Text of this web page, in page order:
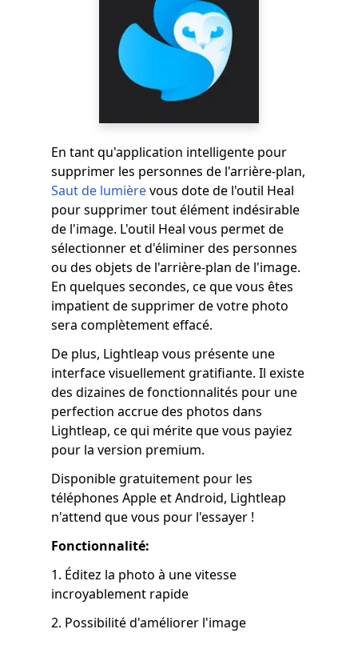
En tant qu'application intelligente pour
supprimer les personnes de l'arrière-plan,
Saut de lumièrevous dote de l'outil Heal
pour supprimer tout élément indésirable
de l'image. L'outil Heal vous permet de
sélectionner et d'éliminer des personnes
ou des objets de l'arrière-plan de l'image.
En quelques secondes, ce que vous êtes
impatient de supprimer de votre photo
sera complètement effacé.
De plus, Lightleap vous présente une
interface visuellement gratifiante. Il existe
des dizaines de fonctionnalités pour une
perfection accrue des photos dans
Lightleap, ce qui mérite que vous payiez
pour la version premium.
Disponible gratuitement pour les
téléphones Apple et Android, Lightleap
n'attend que vous pour l'essayer !
Fonctionnalité:
1. Éditez la photo à une vitesse
incroyablement rapide
2. Possibilité d'améliorer l'image